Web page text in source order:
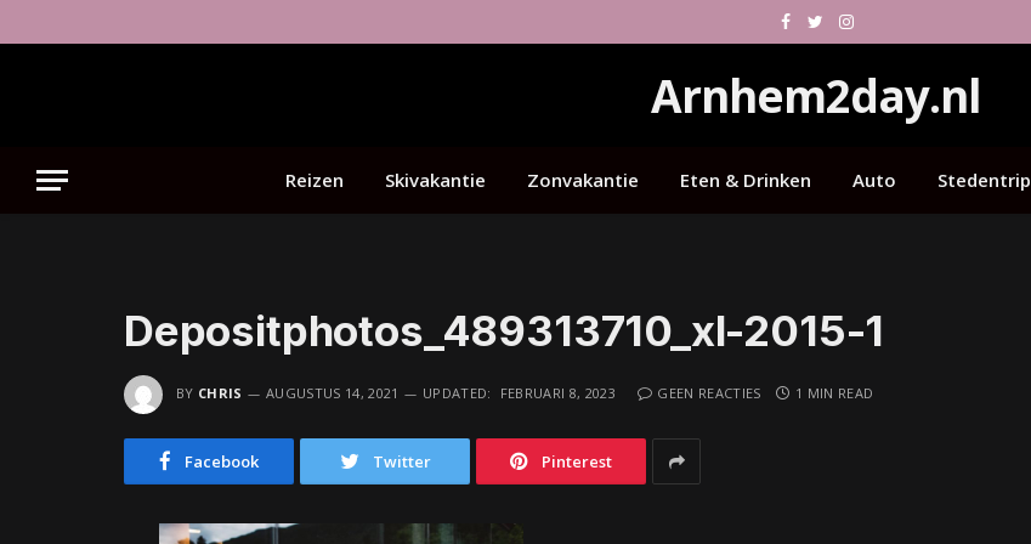
Facebook
TwitterInstagram
Arnhem2day.nl
Reizen Skivakantie Zonvakantie Eten & Drinken Auto Stedentrip
Depositphotos_489313710_xl-2015-1
BY CHRIS AUGUSTUS 14, 2021 UPDATED: FEBRUARI 8, 2023 GEEN REACTIES 1 MIN READ
Facebook Twitter Pinterest